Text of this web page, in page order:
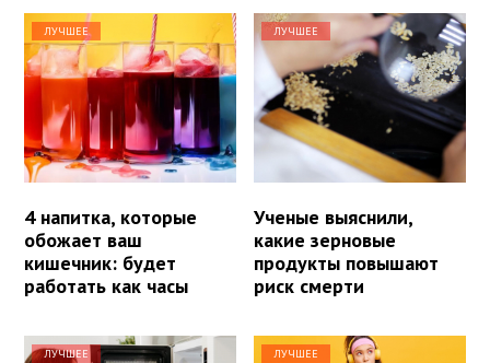
ЛУЧШЕЕ
4 напитка, которые
обожает ваш
кишечник: будет
работать как часы
ЛУЧШЕЕ
Ученые выяснили,
какие зерновые
продукты повышают
риск смерти
ЛУЧШЕЕ ЛУЧШЕЕ